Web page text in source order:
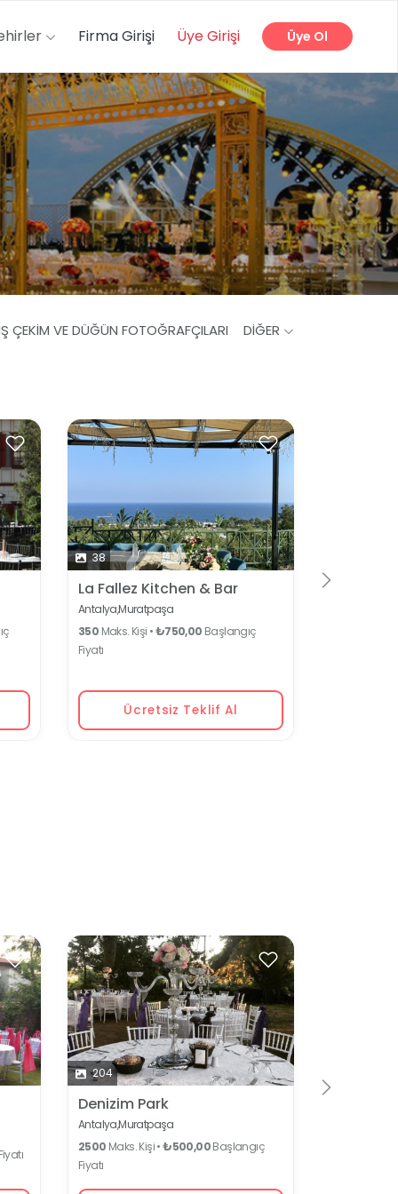
Firma Girişi Üye Girişi Üye Ol
ÇEKIM VE DÜĞÜN FOTOĞRAFÇILARI DIĞER
38
La Fallez Kitchen & Bar
Antalya,Muratpaşa
350 Maks. Kişi •₺750,00 Başlangıç
Fiyatı
Ücretsiz Teklif Al
204
Denizim Park
Antalya,Muratpaşa
2500 Maks. Kişi •₺500,00Başlangıç
Fiyatı